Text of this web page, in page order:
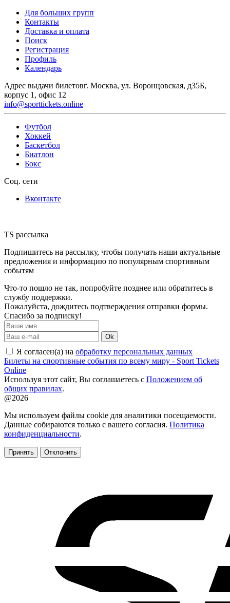
Для больших групп
Контакты
Доставка и оплата
Поиск
Регистрация
Профиль
Календарь
Адрес выдачи билетовг. Москва, ул. Воронцовская, д35Б,
корпус 1, офис 12
info@sporttickets.online
Футбол
Хоккей
Баскетбол
Биатлон
Бокс
Соц. сети
Вконтакте
TS рассылка
Подпишитесь на рассылку, чтобы получать наши актуальные
предложения и информацию по популярным спортивным
событям
Что-то пошло не так, попробуйте позднее или обратитесь в
службу поддержки.
Пожалуйста, дождитесь подтверждения отправки формы.
Спасибо за подписку!
Ok
Я согласен(а) на обработку персональных данных
Билеты на спортивные события по всему миру - Sport Tickets
Online
Используя этот сайт, Вы соглашаетесь с Положением об
общих правилах.
@2026
Мы используем файлы cookie для аналитики посещаемости.
Данные собираются только с вашего согласия. Политика
конфиденциальности.
Принять Отклонить